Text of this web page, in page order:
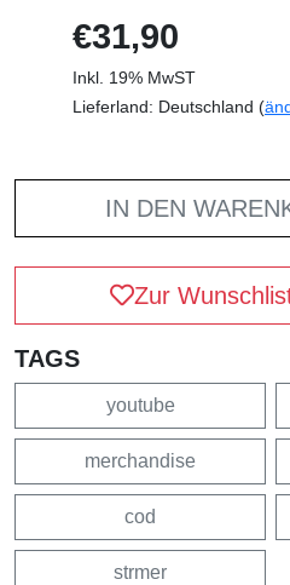
€31,90
Inkl. 19% MwST
Lieferland: Deutschland (
IN DEN
Zur
TAGS
youtube
merchandise
cod
strmer